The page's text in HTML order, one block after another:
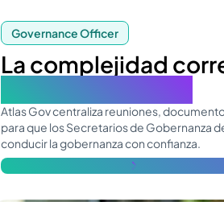
Governance Officer
La complejidad
Atlas Gov centraliza reuniones,
para que los Secretarios de Gobernanza
conducir la gobernanza con confianza.
Obtén más información